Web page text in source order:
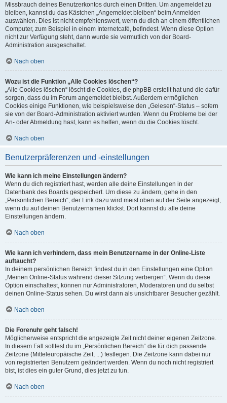
Missbrauch deines Benutzerkontos durch einen Dritten. Um angemeldet zu
bleiben, kannst du das Kästchen „Angemeldet bleiben“ beim Anmelden
auswählen. Dies ist nicht empfehlenswert, wenn du dich an einem öffentlichen
Computer, zum Beispiel in einem Internetcafé, befindest. Wenn diese Option
nicht zur Verfügung steht, dann wurde sie vermutlich von der Board-
Administration ausgeschaltet.
Nach oben
Wozu ist die Funktion „Alle Cookies löschen“?
„Alle Cookies löschen“ löscht die Cookies, die phpBB erstellt hat und die dafür
sorgen, dass du im Forum angemeldet bleibst. Außerdem ermöglichen
Cookies einige Funktionen, wie beispielsweise den „Gelesen“-Status – sofern
sie von der Board-Administration aktiviert wurden. Wenn du Probleme bei der
An- oder Abmeldung hast, kann es helfen, wenn du die Cookies löscht.
Nach oben
Benutzerpräferenzen und -einstellungen
Wie kann ich meine Einstellungen ändern?
Wenn du dich registriert hast, werden alle deine Einstellungen in der
Datenbank des Boards gespeichert. Um diese zu ändern, gehe in den
„Persönlichen Bereich“; der Link dazu wird meist oben auf der Seite angezeigt,
wenn du auf deinen Benutzernamen klickst. Dort kannst du alle deine
Einstellungen ändern.
Nach oben
Wie kann ich verhindern, dass mein Benutzername in der Online-Liste
auftaucht?
In deinem persönlichen Bereich findest du in den Einstellungen eine Option
„Meinen Online-Status während dieser Sitzung verbergen“. Wenn du diese
Option einschaltest, können nur Administratoren, Moderatoren und du selbst
deinen Online-Status sehen. Du wirst dann als unsichtbarer Besucher gezählt.
Nach oben
Die Forenuhr geht falsch!
Möglicherweise entspricht die angezeigte Zeit nicht deiner eigenen Zeitzone.
In diesem Fall solltest du im „Persönlichen Bereich“ die für dich passende
Zeitzone (Mitteleuropäische Zeit, ...) festlegen. Die Zeitzone kann dabei nur
von registrierten Benutzern geändert werden. Wenn du noch nicht registriert
bist, ist dies ein guter Grund, dies jetzt zu tun.
Nach oben